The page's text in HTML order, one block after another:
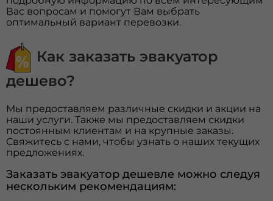
Вас вопросам и помогут Вам выбрать
оптимальный вариант перевозки.
Как заказать эвакуатор
дешево?
Мы предоставляем различные скидки и акции на
наши услуги. Также мы предоставляем скидки
постоянным клиентам и на крупные заказы.
Свяжитесь с нами, чтобы узнать о наших текущих
предложениях.
Заказать эвакуатор дешевле можно следуя
нескольким рекомендациям: